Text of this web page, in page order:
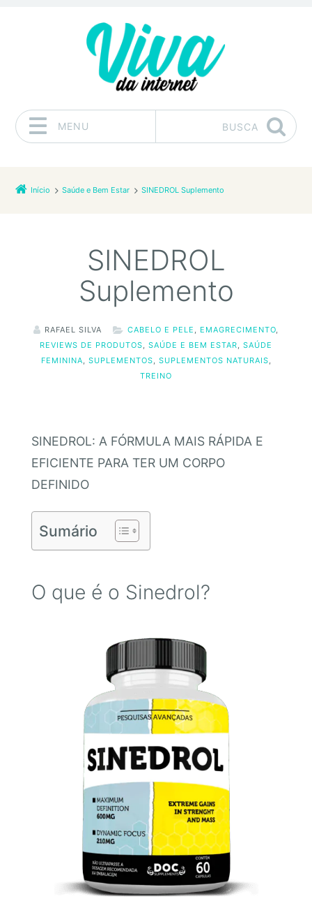
MENU BUSCA
Início Saúde e Bem Estar SINEDROL Suplemento
SINEDROL
Suplemento
RAFAEL SILVA CABELO E PELE , EMAGRECIMENTO,
REVIEWS DE PRODUTOS, SAÚDE E BEM ESTAR, SAÚDE
FEMININA, SUPLEMENTOS, SUPLEMENTOS NATURAIS,
TREINO
SINEDROL: A FÓRMULA MAIS RÁPIDA E
EFICIENTE PARA TER UM CORPO
DEFINIDO
Sumário
O que é o Sinedrol?